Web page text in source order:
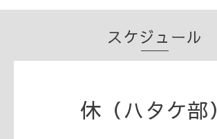
スケジュール
休（ハタケ部）